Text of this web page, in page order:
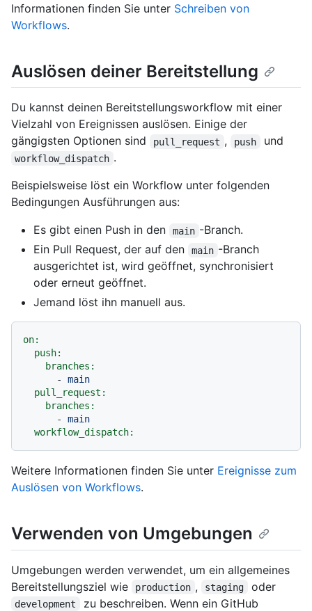
Informationen finden Sie unter Schreiben von
Workflows.
Auslösen deiner Bereitstellung
Du kannst deinen Bereitstellungsworkflow mit einer
Vielzahl von Ereignissen auslösen. Einige der
gängigsten Optionen sind
pull_request , push und
workflow_dispatch .
Beispielsweise löst ein Workflow unter folgenden
Bedingungen Ausführungen aus:
Es gibt einen Push in den
main -Branch.
Ein Pull Request, der auf den
main -Branch
ausgerichtet ist, wird geöffnet, synchronisiert
oder erneut geöffnet.
Jemand löst ihn manuell aus.
on:
push:
branches:
-
main
pull_request:
branches:
-
main
workflow_dispatch:
Weitere Informationen finden Sie unter Ereignisse zum
Auslösen von Workflows.
Verwenden von Umgebungen
Umgebungen werden verwendet, um ein allgemeines
Bereitstellungsziel wie
production , staging oder
development
zu beschreiben. Wenn ein GitHub